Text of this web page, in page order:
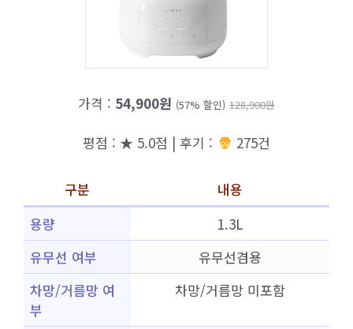
가격 : 54,900원 (57% 할인) 128,900원
평점 : ★ 5.0점 | 후기 : 275건
구분
내용
용량
1.3L
유무선 여부
유무선겸용
차망/거름망 여
부
차망/거름망 미포함